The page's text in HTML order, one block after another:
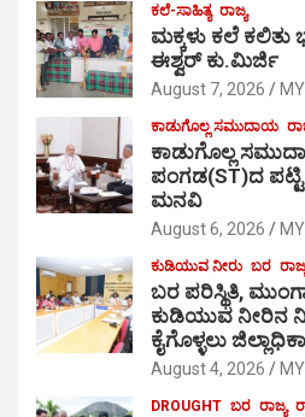
ಕಲೆ-ಸಾಹಿತ್ಯ ರಾಜ್ಯ
ಮಕ್ಕಳು ಕಲೆ ಕಲಿತು
ಈಶ್ವರ್ ಕು.ಮಿರ್ಜಿ
August 7, 2026
ಕಾಡುಗೊಲ್ಲ ಸಮುದಾಯ
ಕಾಡುಗೊಲ್ಲ
ಪಂಗಡ(ST)ದ
ಮನವಿ
August 6, 2026
ಕುಡಿಯುವ ನೀರು ಬರ
ಬರ ಪರಿಸ್ಥಿತಿ,
ಕುಡಿಯುವ ನೀರಿನ
ಕೈಗೊಳ್ಳಲು
August 4, 2026
DROUGHT ಬರ ರಾಜ್ಯ